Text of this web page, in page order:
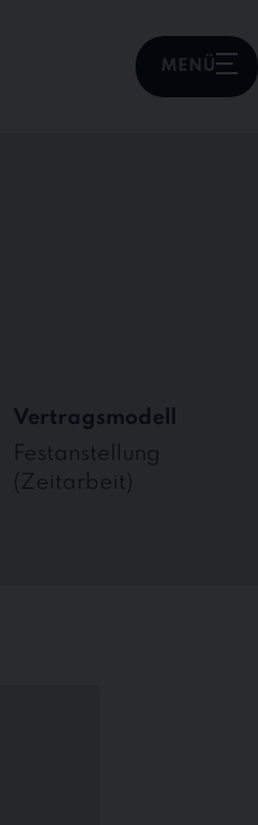
MENÜ
Vertragsmodell
Festanstellung
(Zeitarbeit)